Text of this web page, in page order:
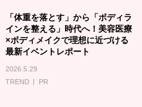
「体重を落とす」から「ボディラ
インを整える」時代へ！美容医療
×ボディメイクで理想に近づける
最新イベントレポート
2026.5.29
TREND
PR